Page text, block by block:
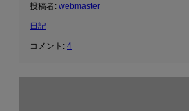
投稿者: webmaster
日記
コメント: 4